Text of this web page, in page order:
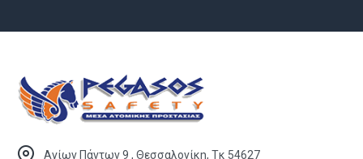
Αγίων Πάντων 9 , Θεσσαλονίκη, Τκ 54627